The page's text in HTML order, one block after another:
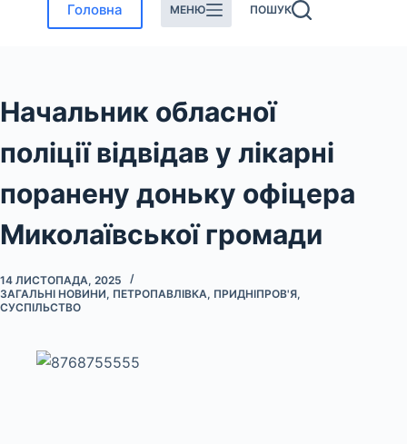
Головна МЕНЮ ПОШУК
Начальник обласної
поліції відвідав у лікарні
поранену доньку офіцера
Миколаївської громади
14 ЛИСТОПАДА, 2025
ЗАГАЛЬНІ НОВИНИ, ПЕТРОПАВЛІВКА, ПРИДНІПРОВ'Я,
СУСПІЛЬСТВО